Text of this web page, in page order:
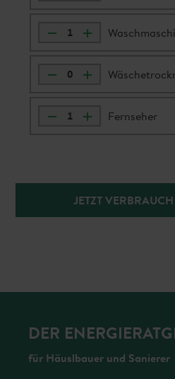
– +
– +
– + Fernseher
JETZT
DER
für Häuslbauer und Sanierer